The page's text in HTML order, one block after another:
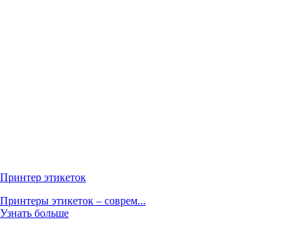
Принтер этикеток
Принтеры этикеток – соврем...
Узнать больше